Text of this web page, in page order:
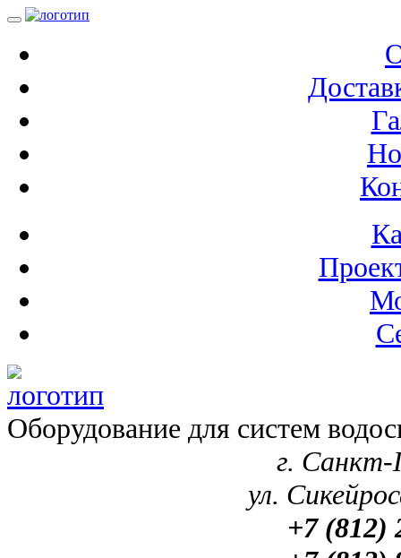
Оборудование для систем
г. Санкт-
ул.
+7 (812)